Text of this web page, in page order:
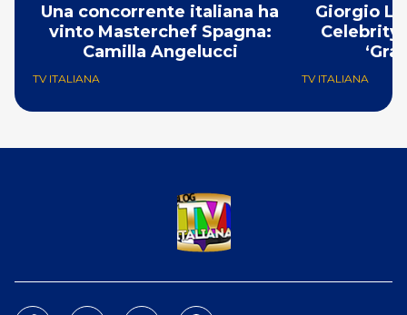
Una concorrente italiana ha
vinto Masterchef Spagna:
Camilla Angelucci
TV ITALIANA
Giorgio
Celebrity
TV ITALIANA